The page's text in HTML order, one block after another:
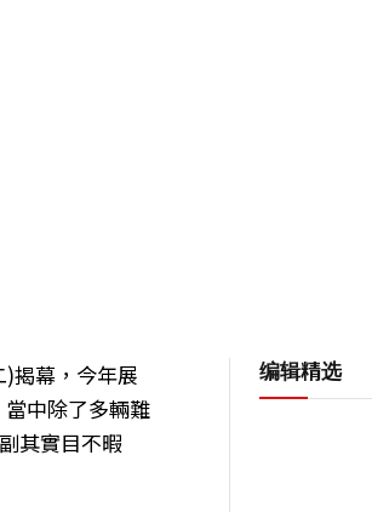
揭幕，今年展
中除了多輛難
其實目不暇
编辑精选